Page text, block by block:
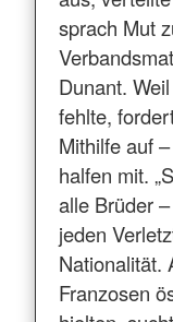
sprach Mut
Dunant.
fehlte,
Mithilfe auf
halfen mit.
alle Brüder
jeden
Nationalität.
Franzosen